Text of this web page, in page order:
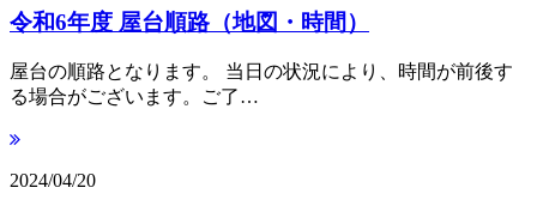
令和6年度 屋台順路（地図・時間）
屋台の順路となります。 当日の状況により、時間が前後す
る場合がございます。ご了…
2024/04/20